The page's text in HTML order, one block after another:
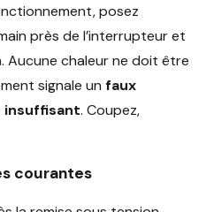
posez
près de l’interrupteur et
Aucune chaleur ne doit être
signale un faux
insuffisant. Coupez,
courantes